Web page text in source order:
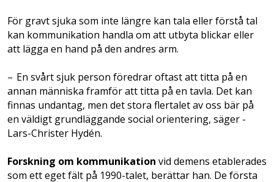
För gravt sjuka som inte längre kan tala eller förstå tal
kan kommunikation handla om att utbyta blickar eller
att lägga en hand på den andres arm.
– En svårt sjuk person föredrar oftast att titta på en
annan människa framför att titta på en tavla. Det kan
finnas undantag, men det stora flertalet av oss bär på
en väldigt grundläggande social orientering, säger ­
Lars-­Christer Hydén.
Forskning om kommunikation vid demens ­etablerades
som ett eget fält på 1990-talet, berättar han. De första